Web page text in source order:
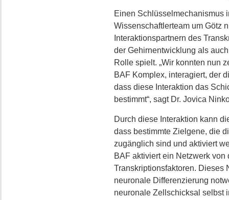
Einen Schlüsselmechanismus
Wissenschaftlerteam um Götz
Interaktionspartnern des
der Gehirnentwicklung als
Rolle spielt. „Wir konnten nun
BAF Komplex, interagiert, der
dass diese Interaktion das
bestimmt“, sagt Dr. Jovica
Durch diese Interaktion kann
dass bestimmte Zielgene, die
zugänglich sind und aktiviert
BAF aktiviert ein Netzwerk
Transkriptionsfaktoren. Dieses
neuronale Differenzierung
neuronale Zellschicksal selbst